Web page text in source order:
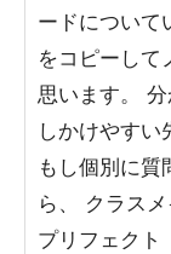
ードについて
をコピーして
思います。
しかけやすい
もし個別に質
ら、 クラス
プリフェクト